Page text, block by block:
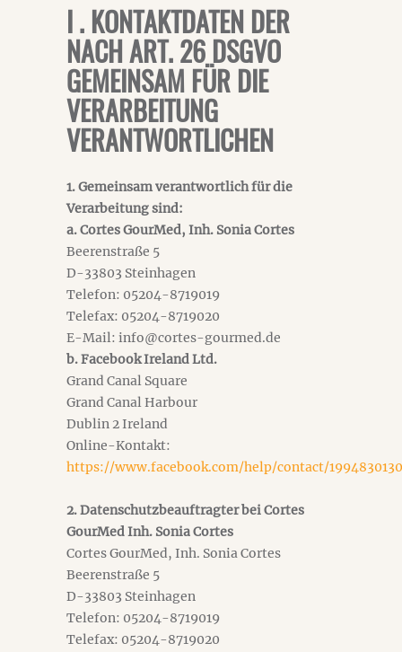
I . KONTAKTDATEN DER
NACH ART. 26 DSGVO
GEMEINSAM FÜR DIE
VERARBEITUNG
VERANTWORTLICHEN
1. Gemeinsam verantwortlich für die
Verarbeitung sind:
a. Cortes GourMed, Inh. Sonia Cortes
Beerenstraße 5
D-33803 Steinhagen
Telefon: 05204-8719019
Telefax: 05204-8719020
E-Mail: info@cortes-gourmed.de
b. Facebook Ireland Ltd.
Grand Canal Square
Grand Canal Harbour
Dublin 2 Ireland
Online-Kontakt:
https://www.facebook.com/help/contact/
2. Datenschutzbeauftragter bei Cortes
GourMed Inh. Sonia Cortes
Cortes GourMed, Inh. Sonia Cortes
Beerenstraße 5
D-33803 Steinhagen
Telefon: 05204-8719019
Telefax: 05204-8719020